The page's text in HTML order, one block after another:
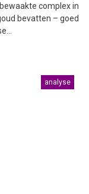
complex in
bevatten – goed
analyse